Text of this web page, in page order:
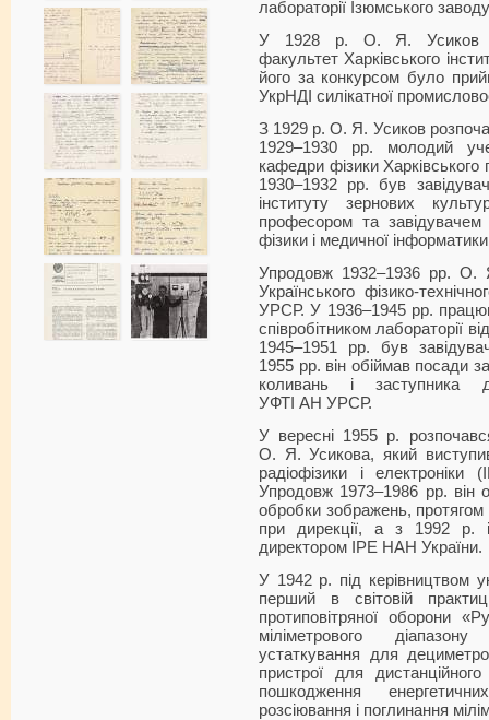
лабораторії Ізюмського
У 1928 р. О. Я. Усиков
факультет Харківського
його за конкурсом було
УкрНДІ силікатної
З 1929 р. О. Я. Усиков
1929–1930 рр. молодий
кафедри фізики Харківського
1930–1932 рр. був
інституту зернових
професором та завідувачем
фізики і медичної
Упродовж 1932–1936 рр. О.
Українського фізико-
УРСР. У 1936–1945 рр.
співробітником лабораторії
1945–1951 рр. був
1955 рр. він обіймав посади
коливань і заступника
УФТІ АН УРСР.
У вересні 1955 р.
О. Я. Усикова, який виступив
радіофізики і
Упродовж 1973–1986 рр. він
обробки зображень,
при дирекції, а з 1992 р.
директором ІРЕ НАН України.
У 1942 р. під керівництвом
перший в світовій
протиповітряної оборони
міліметрового діапазону
устаткування для
пристрої для
пошкодження
розсіювання і поглинання